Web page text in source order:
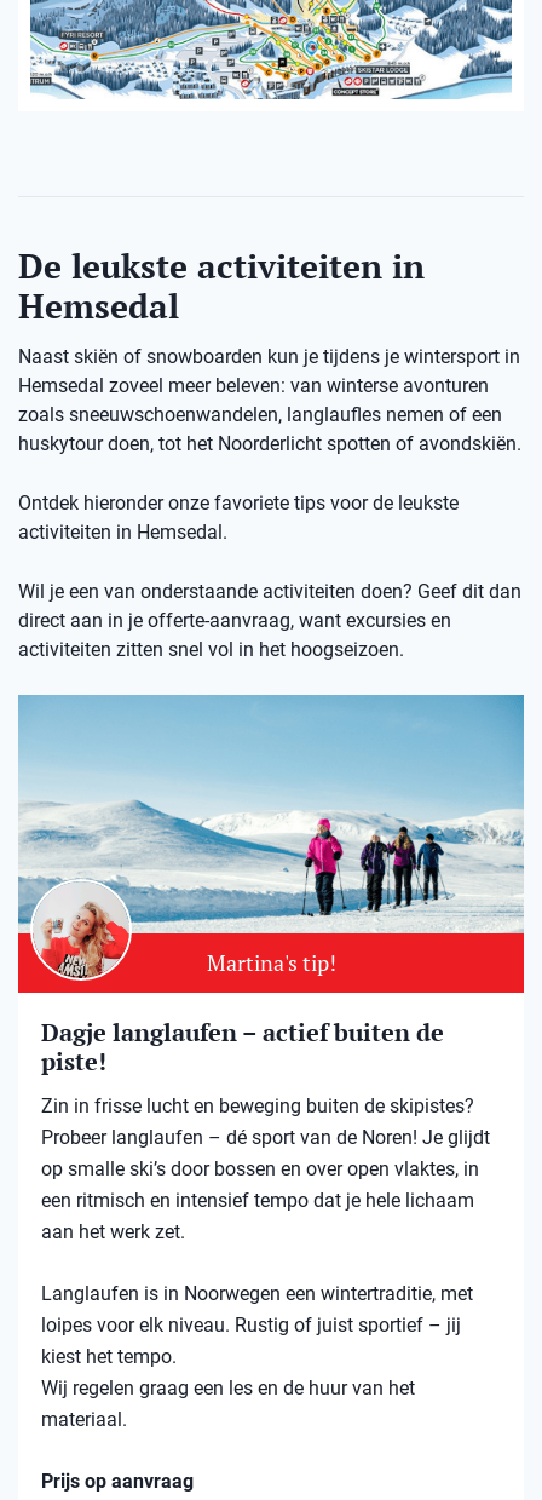
De leukste activiteiten in
Hemsedal
Naast skiën of snowboarden kun je tijdens je wintersport in
Hemsedal zoveel meer beleven: van winterse avonturen
zoals sneeuwschoenwandelen, langlaufles nemen of een
huskytour doen, tot het Noorderlicht spotten of avondskiën.
Ontdek hieronder onze favoriete tips voor de leukste
activiteiten in Hemsedal.
Wil je een van onderstaande activiteiten doen? Geef dit dan
direct aan in je offerte-aanvraag, want excursies en
activiteiten zitten snel vol in het hoogseizoen.
Martina's tip!
Dagje langlaufen – actief buiten de
piste!
Zin in frisse lucht en beweging buiten de skipistes?
Probeer langlaufen – dé sport van de Noren! Je glijdt
op smalle ski’s door bossen en over open vlaktes, in
een ritmisch en intensief tempo dat je hele lichaam
aan het werk zet.
Langlaufen is in Noorwegen een wintertraditie, met
loipes voor elk niveau. Rustig of juist sportief – jij
kiest het tempo.
Wij regelen graag een les en de huur van het
materiaal.
Prijs op aanvraag